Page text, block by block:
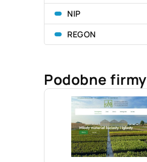
NIP
REGON
Podobne firmy